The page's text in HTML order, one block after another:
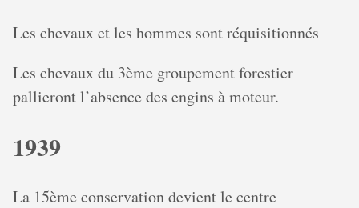
Les chevaux et les hommes sont réquisitionnés
Les chevaux du 3ème groupement forestier
pallieront l’absence des engins à moteur.
1939
La 15ème conservation devient le centre